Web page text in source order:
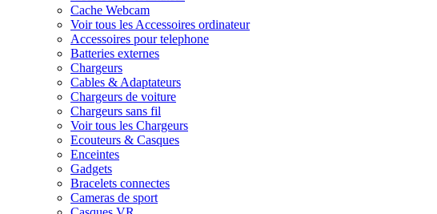
Cache Webcam
Voir tous les Accessoires ordinateur
Accessoires pour telephone
Batteries externes
Chargeurs
Cables & Adaptateurs
Chargeurs de voiture
Chargeurs sans fil
Voir tous les Chargeurs
Ecouteurs & Casques
Enceintes
Gadgets
Bracelets connectes
Cameras de sport